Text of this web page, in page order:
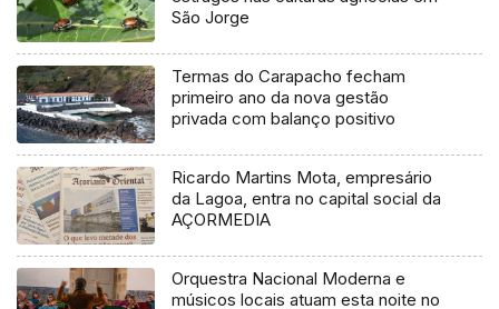
São Jorge
Termas do Carapacho fecham
primeiro ano da nova gestão
privada com balanço positivo
Ricardo Martins Mota, empresário
da Lagoa, entra no capital social da
AÇORMEDIA
Orquestra Nacional Moderna e
músicos locais atuam esta noite no